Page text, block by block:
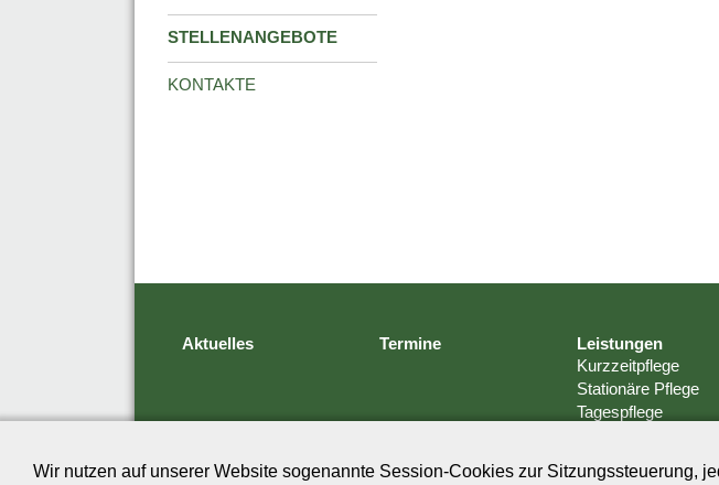
STELLENANGEBOTE
KONTAKTE
Aktuelles Termine
Leistungen
Kurzzeitpflege
Stationäre Pflege
Tagespflege
Wir nutzen auf unserer Website sogenannte Session-Cookies zur Sitzungssteuerung,